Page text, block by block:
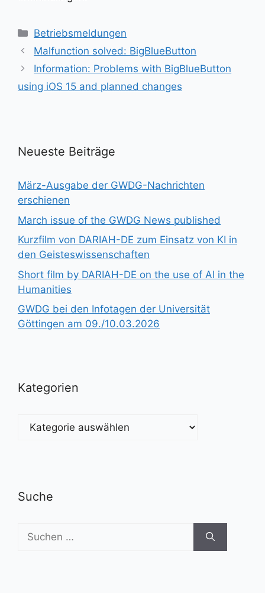
Kategorien
Betriebsmeldungen
Malfunction solved: BigBlueButton
Information: Problems with BigBlueButton
using iOS 15 and planned changes
Neueste Beiträge
März-Ausgabe der GWDG-Nachrichten
erschienen
March issue of the GWDG News published
Kurzfilm von DARIAH-DE zum Einsatz von KI in
den Geisteswissenschaften
Short film by DARIAH-DE on the use of AI in the
Humanities
GWDG bei den Infotagen der Universität
Göttingen am 09./10.03.2026
Kategorien
Kategorien
Suche
Suchen
nach: